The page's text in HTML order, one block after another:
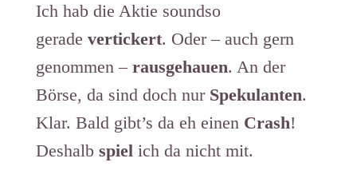
Ich hab die Aktie soundso
gerade vertickert. Oder – auch gern
genommen – rausgehauen. An der
Börse, da sind doch nur Spekulanten.
Klar. Bald gibt’s da eh einen Crash!
Deshalb spielich da nicht mit.